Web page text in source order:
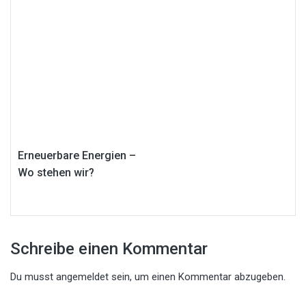
Erneuerbare Energien –
Wo stehen wir?
Schreibe einen Kommentar
Du musst angemeldet sein, um einen Kommentar abzugeben.